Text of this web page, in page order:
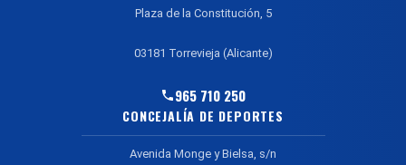
Plaza de la Constitución, 5
03181 Torrevieja (Alicante)
965 710 250
CONCEJALÍA DE DEPORTES
Avenida Monge y Bielsa, s/n